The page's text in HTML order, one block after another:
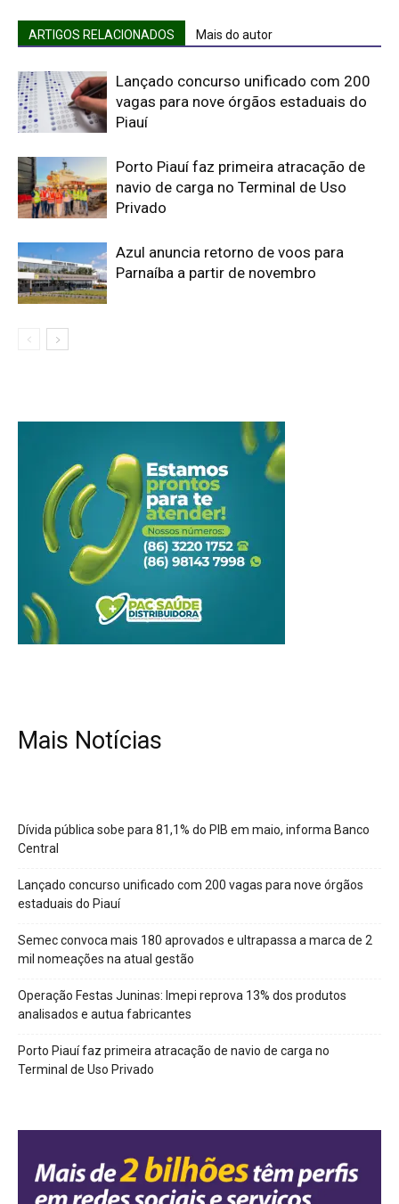
ARTIGOS RELACIONADOS Mais do autor
Lançado concurso unificado com 200
vagas para nove órgãos estaduais do
Piauí
Porto Piauí faz primeira atracação de
navio de carga no Terminal de Uso
Privado
Azul anuncia retorno de voos para
Parnaíba a partir de novembro
Mais Notícias
Dívida pública sobe para 81,1% do PIB em maio, informa Banco
Central
Lançado concurso unificado com 200 vagas para nove órgãos
estaduais do Piauí
Semec convoca mais 180 aprovados e ultrapassa a marca de 2
mil nomeações na atual gestão
Operação Festas Juninas: Imepi reprova 13% dos produtos
analisados e autua fabricantes
Porto Piauí faz primeira atracação de navio de carga no
Terminal de Uso Privado